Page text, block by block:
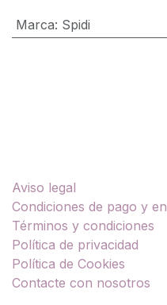
Marca: Spidi
Aviso legal
Condiciones de pago y
Términos y condiciones
Política de privacidad
Política de Cookies
Contacte con nosotros